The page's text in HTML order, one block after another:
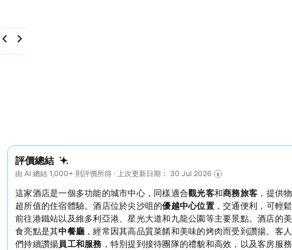
評價總結
由 AI 總結 1,000+ 則評價所得 · 上次更新日期： 30 Jul 2026
這家酒店是一個多功能的城市中心，同樣適合觀光客和商務旅客 ，提供物
超所值的住宿體驗。酒店位於尖沙咀的優越中心位置，交通便利，可輕鬆
前往港鐵站以及維多利亞港、星光大道和九龍公園等主要景點。酒店的美
食亮點是其中餐廳 ，經常因其高品質菜餚和美味的烤肉而受到讚揚。客人
們持續讚揚員工和服務 ，特別提到接待團隊的禮貌和高效，以及客房服務